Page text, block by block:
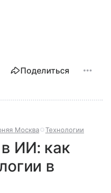
Поделиться
Москва Технологии
ИИ: как
в